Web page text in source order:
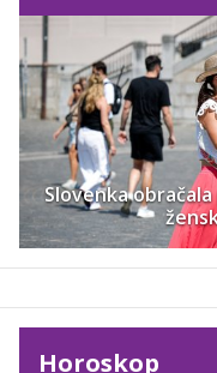
Slovenka
Horoskop